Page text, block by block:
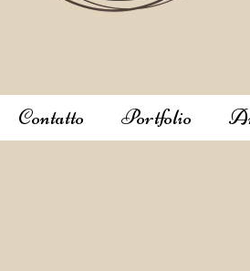
Contatto Portfolio